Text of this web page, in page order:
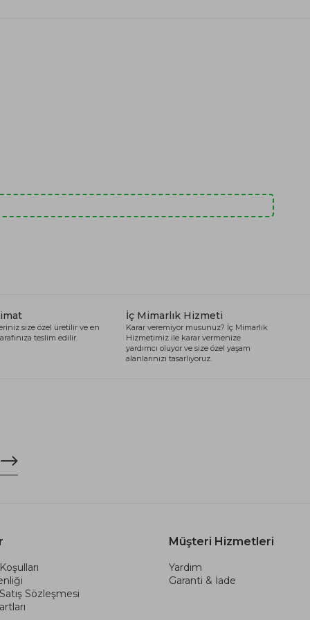
size özel üretilir ve en
teslim edilir.
İç Mimarlık Hizmeti
Karar veremiyor musunuz? İç Mimarlık
Hizmetimiz ile karar vermenize
yardımcı oluyor ve size özel yaşam
alanlarınızı tasarlıyoruz.
Sözleşmesi
Müşteri Hizmetleri
Yardım
Garanti & İade